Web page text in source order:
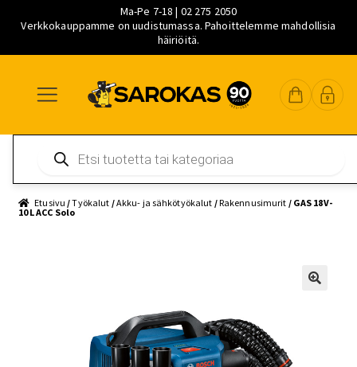
Ma-Pe 7-18 | 02 275 2050
Verkkokauppamme on uudistumassa. Pahoittelemme mahdollisia
häiriöitä.
navigointiin
sisältöön
pääsisältöön
search
Etusivu /Työkalut /Akku- ja sähkötyökalut /Rakennusimurit / GAS 18V-
10 L ACC Solo